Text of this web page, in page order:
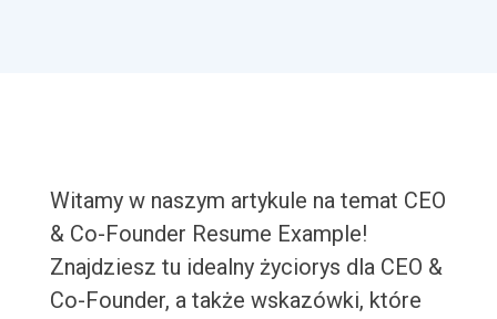
Witamy w naszym artykule na temat CEO
& Co-Founder Resume Example!
Znajdziesz tu idealny życiorys dla CEO &
Co-Founder, a także wskazówki, które